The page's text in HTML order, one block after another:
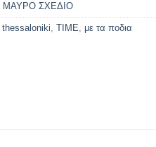
ΜΑΥΡΟ ΣΧΕΔΙΟ
thessaloniki, TIME, με τα ποδια